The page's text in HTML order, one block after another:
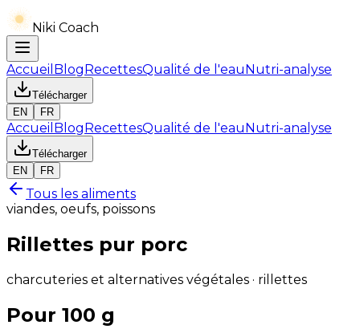
Niki Coach
Accueil BlogRecettesQualité de l'eauNutri-analyse
Télécharger
EN
FR
Accueil BlogRecettesQualité de l'eauNutri-analyse
Télécharger
EN
FR
Tous les aliments
viandes, oeufs, poissons
Rillettes pur porc
charcuteries et alternatives végétales · rillettes
Pour 100 g